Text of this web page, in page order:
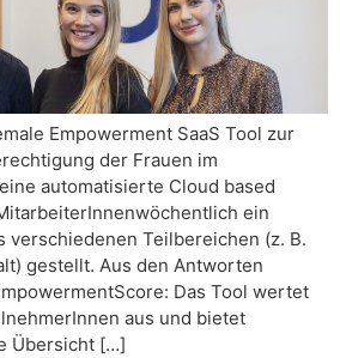
Empowerment SaaS Tool zur
der Frauen im
automatisierte Cloud based
ein
verschiedenen Teilbereichen (z. B.
gestellt. Aus den Antworten
Das Tool wertet
aus und bietet
Übersicht […]